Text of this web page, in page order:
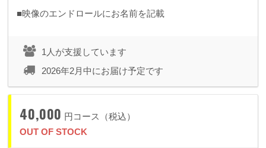
■映像のエンドロールにお名前を記載
1人が支援しています
2026年2月中にお届け予定です
40,000 円コース（税込）
OUT OF STOCK